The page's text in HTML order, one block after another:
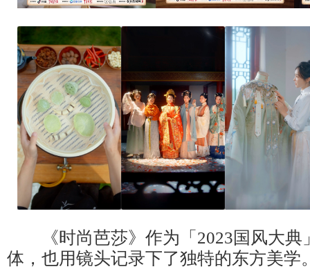
《时尚芭莎》作为「2023国风大典
体，也用镜头记录下了独特的东方美学